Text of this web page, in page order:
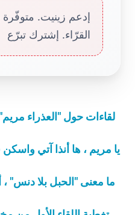
إدعم زينيت.
القرّاء. إشترك تبرّع
لقاءات حول "العذراء
ما معنى "الحبل بلا دنس" ،